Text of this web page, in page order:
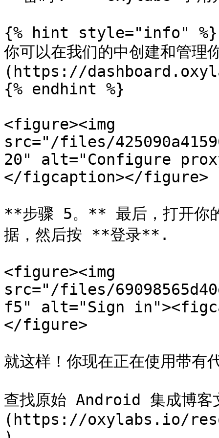
{% hint style="info" %}
你可以在我们的中创建和管
(https://
{% endhint %}
<figure><img
src="/files/
20" alt="Configure
</figcaption></figure>
**步骤 5。** 最后，打开你
据，然后按 **登录**.
<figure><img
src="/files/
f5" alt="Sign
</figure>
就这样！你现在正在使用带
查找原始 Android 集成博
(https://oxylabs.io/